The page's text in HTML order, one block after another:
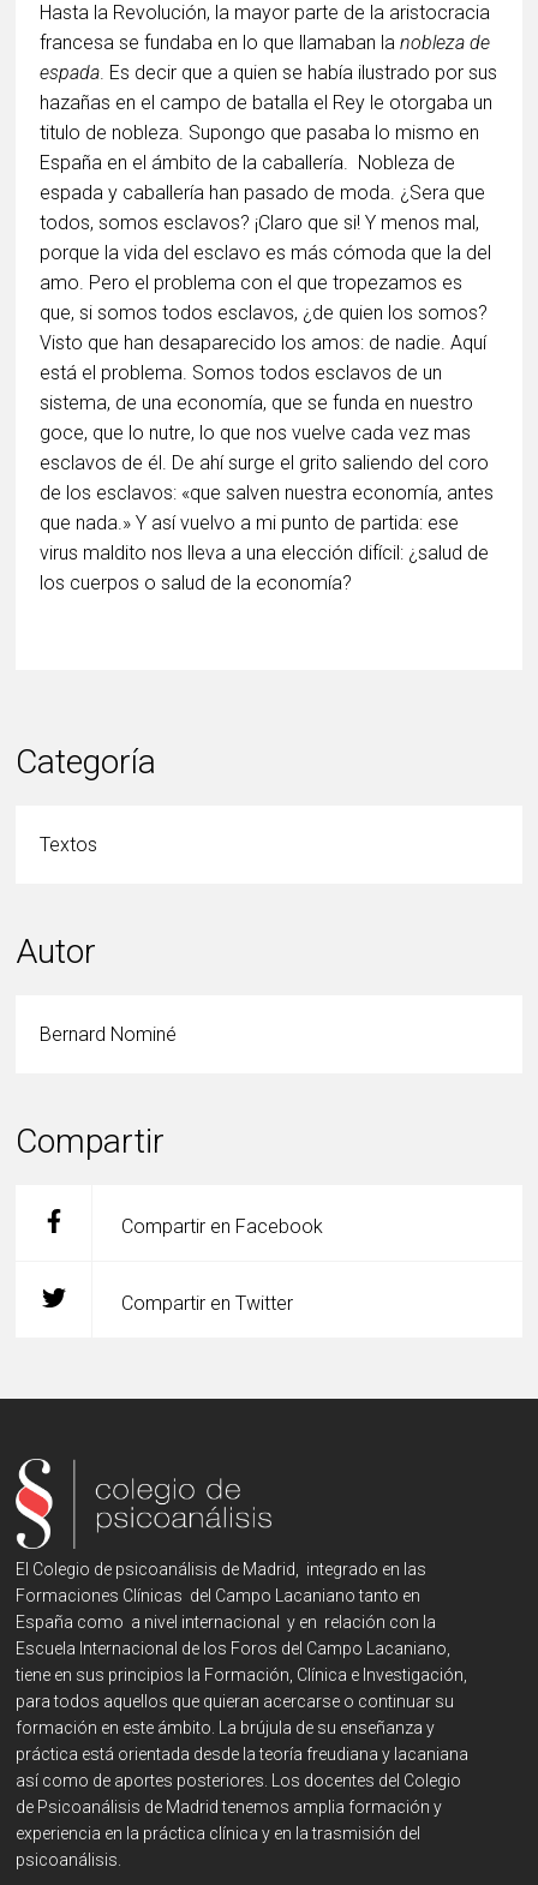
Hasta la Revolución, la mayor parte de la aristocracia
francesa se fundaba en lo que llamaban lanobleza de
espada. Es decir que a quien se había ilustrado por sus
hazañas en el campo de batalla el Rey le otorgaba un
titulo de nobleza. Supongo que pasaba lo mismo en
España en el ámbito de la caballería. Nobleza de
espada y caballería han pasado de moda. ¿Sera que
todos, somos esclavos? ¡Claro que si! Y menos mal,
porque la vida del esclavo es más cómoda que la del
amo. Pero el problema con el que tropezamos es
que, si somos todos esclavos, ¿de quien los somos?
Visto que han desaparecido los amos: de nadie. Aquí
está el problema. Somos todos esclavos de un
sistema, de una economía, que se funda en nuestro
goce, que lo nutre, lo que nos vuelve cada vez mas
esclavos de él. De ahí surge el grito saliendo del coro
de los esclavos: «que salven nuestra economía, antes
que nada.» Y así vuelvo a mi punto de partida: ese
virus maldito nos lleva a una elección difícil: ¿salud de
los cuerpos o salud de la economía?
Categoría
Textos
Autor
Bernard Nominé
Compartir
Compartir en Facebook
Compartir en Twitter
El Colegio de psicoanálisis de Madrid, integrado en las
Formaciones Clínicas del Campo Lacaniano tanto en
España como a nivel internacional y en relación con la
Escuela Internacional de los Foros del Campo Lacaniano,
tiene en sus principios la Formación, Clínica e Investigación,
para todos aquellos que quieran acercarse o continuar su
formación en este ámbito. La brújula de su enseñanza y
práctica está orientada desde la teoría freudiana y lacaniana
así como de aportes posteriores. Los docentes del Colegio
de Psicoanálisis de Madrid tenemos amplia formación y
experiencia en la práctica clínica y en la trasmisión del
psicoanálisis.